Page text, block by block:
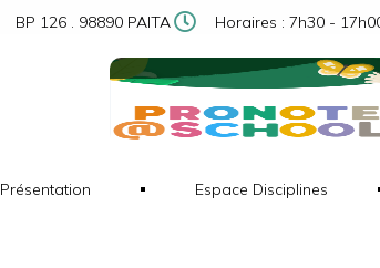
BP 126 . 98890 PAITA Horaires : 7h30 -
Présentation Espace Disciplines